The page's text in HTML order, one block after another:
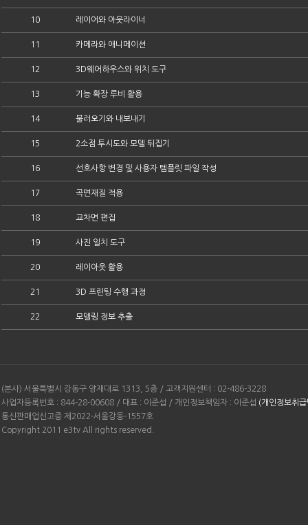
10 레이어와 아웃라이너
11 카메라와 애니메이션
12 3D웨어하우스와 위치 도구
13 기능 확장 루비 활용
14 불러오기와 내보내기
15 2소점 투시도와 모델 뒤집기
16 선호사항 변경 및 사용자 템플릿 파일 작성
17 곡면재질 적용
18 교차면 편집
19 사진 일치 도구
20 레이아웃 활용
21 3D 프린팅 수행 과정
22 모델링 정보 추출
(본사) 서울특별시 강동구 양재대로 1313, 5층 / 고객지원센터 : 02-486-3228
사업자등록번호 : 844-28-00608 / 대표 : 이준섭 / 개인정보책임자 : 이준섭 (개인정보취
통신판매업신고증 제2022-서울강동-1557호
Copyright 2011 e3tv All rights reserved.